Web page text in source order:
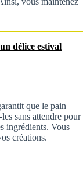
délice estival
que le pain
sans attendre pour
ingrédients. Vous
créations.